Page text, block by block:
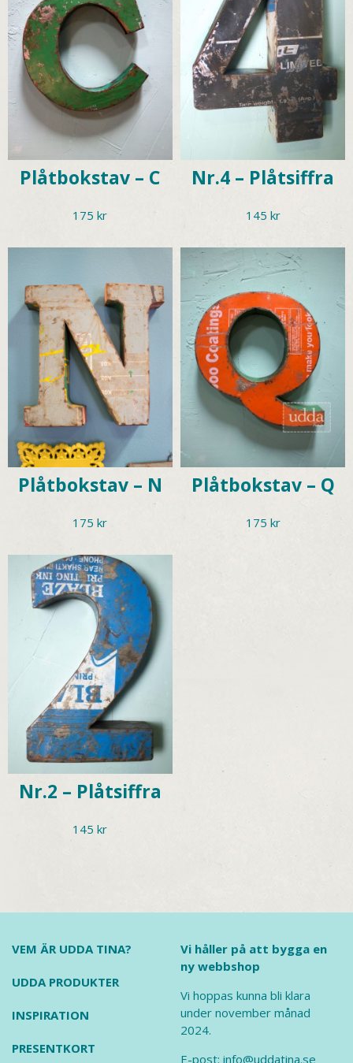
Plåtbokstav – C
175kr
Nr.4 – Plåtsiffra
145 kr
Plåtbokstav – N
175kr
Plåtbokstav – Q
175 kr
Nr.2 – Plåtsiffra
145kr
VEM ÄR UDDA TINA?
UDDA PRODUKTER
INSPIRATION
PRESENTKORT
Vi håller på att bygga en
ny webbshop
Vi hoppas kunna bli klara
under november månad
2024.
E-post: info@uddatina.se